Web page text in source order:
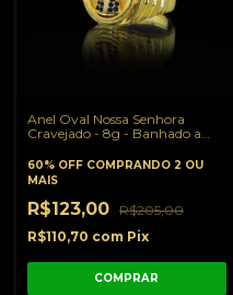
Anel Oval Nossa Senhora
Cravejado - 8g - Banhado a
60% OFF COMPRANDO 2 OU
MAIS
R$123,00 R$205,00
R$110,70 com Pix
COMPRAR